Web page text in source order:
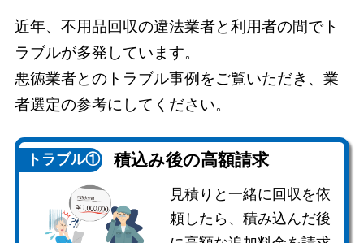
近年、不用品回収の違法業者と利用者の間でト
ラブルが多発しています。
悪徳業者とのトラブル事例をご覧いただき、業
者選定の参考にしてください。
トラブル① 積込み後の高額請求
見積りと一緒に回収を依
頼したら、積み込んだ後